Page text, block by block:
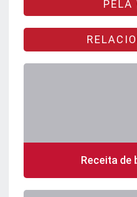
PELA
Receita de